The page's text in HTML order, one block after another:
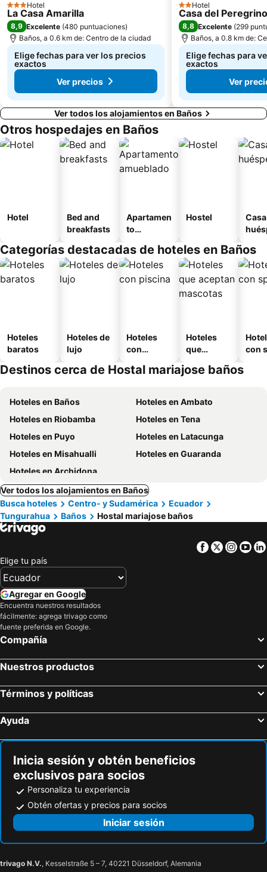
3 Estrellas
Hotel
La Casa Amarilla
8,9 Excelente (480 puntuaciones)
Baños, a 0.6 km de: Centro de la ciudad
Elige fechas para ver los precios
exactos
Ver precios
2 Estrellas
Hotel
Casa del
8,8 Excelente (299
Baños, a 0.8 km de:
Elige fechas para
exactos
Ver
Ver todos los alojamientos en Baños
Otros hospedajes en Baños
Hotel
Bed and
breakfasts
Apartamen
to
o
Hostel
Categorías destacadas de hoteles en Baños
Hoteles
baratos
Hoteles de
lujo
Hoteles
con
Hoteles
que
mascotas
con
Destinos cerca de Hostal mariajose baños
Hoteles en Baños
Hoteles en Ambato
Hoteles en Riobamba
Hoteles en Tena
Hoteles en Puyo
Hoteles en Latacunga
Hoteles en Misahualli
Hoteles en Guaranda
Hoteles en Archidona
Ver todos los alojamientos en Baños
Busca hoteles
Centro- y Sudamérica
Ecuador
Tungurahua
Baños Hostal mariajose baños
Facebook
Twitter
Elige tu país
Agregar en Google
Encuentra nuestros resultados
fácilmente: agrega trivago como
fuente preferida en Google.
Compañía
Nuestros productos
Términos y políticas
Ayuda
Inicia sesión y obtén beneficios
exclusivos para socios
Personaliza tu experiencia
Obtén ofertas y precios para socios
Iniciar sesión
trivago N.V., Kesselstraße 5 – 7, 40221 Düsseldorf, Alemania